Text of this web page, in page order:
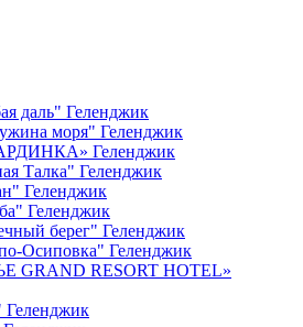
даль" Геленджик
моря" Геленджик
Геленджик
Талка" Геленджик
Геленджик
Геленджик
берег" Геленджик
Осиповка" Геленджик
GRAND RESORT HOTEL»
Геленджик